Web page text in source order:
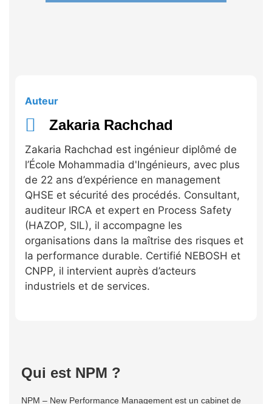
Auteur
Zakaria Rachchad
Zakaria Rachchad est ingénieur diplômé de
l’École Mohammadia d'Ingénieurs, avec plus
de 22 ans d’expérience en management
QHSE et sécurité des procédés. Consultant,
auditeur IRCA et expert en Process Safety
(HAZOP, SIL), il accompagne les
organisations dans la maîtrise des risques et
la performance durable. Certifié NEBOSH et
CNPP, il intervient auprès d’acteurs
industriels et de services.
Qui est NPM ?
NPM – New Performance Management est un cabinet de